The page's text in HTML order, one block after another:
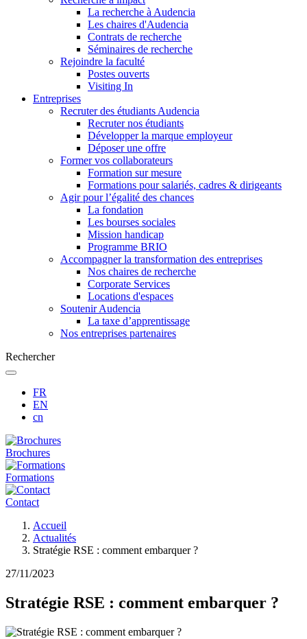
La recherche à Audencia
Les chaires d'Audencia
Contrats de recherche
Séminaires de recherche
Rejoindre la faculté
Postes ouverts
Visiting In
Entreprises
Recruter des étudiants Audencia
Recruter nos étudiants
Développer la marque employeur
Déposer une offre
Former vos collaborateurs
Formation sur mesure
Formations pour salariés, cadres & dirigeants
Agir pour l’égalité des chances
La fondation
Les bourses sociales
Mission handicap
Programme BRIO
Accompagner la transformation des entreprises
Nos chaires de recherche
Corporate Services
Locations d'espaces
Soutenir Audencia
La taxe d’apprentissage
Nos entreprises partenaires
Rechercher
FR
EN
cn
Brochures
Formations
Contact
d'Ariane
Accueil
Actualités
Stratégie RSE : comment embarquer ?
27/11/2023
Stratégie RSE : comment embarquer ?